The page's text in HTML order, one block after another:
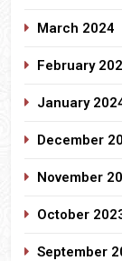
March 2024
February
January
December
November
October
September